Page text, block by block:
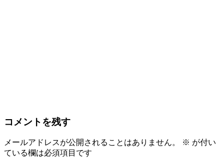
コメントを残す
メールアドレスが公開されることはありません。 ※ が付い
ている欄は必須項目です